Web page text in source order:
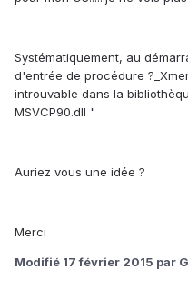
Systématiquement, au
d'entrée de procédure
introuvable dans la
MSVCP90.dll "
Auriez vous une idée ?
Merci
Modifié 17 février 2015 par